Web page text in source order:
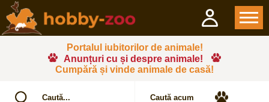
Portalul iubitorilor de animale!
Anunțuri cu și despre animale!
Cumpără și vinde animale de casă!